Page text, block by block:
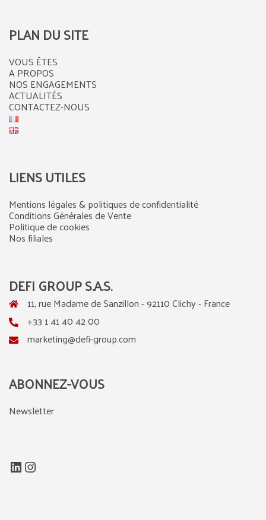
PLAN DU SITE
VOUS ÊTES
A PROPOS
NOS ENGAGEMENTS
ACTUALITÉS
CONTACTEZ-NOUS
LIENS UTILES
Mentions légales & politiques de confidentialité
Conditions Générales de Vente
Politique de cookies
Nos filiales
DEFI GROUP S.A.S.
11, rue Madame de Sanzillon - 92110 Clichy - France
+33 1 41 40 42 00
marketing@defi-group.com
ABONNEZ-VOUS
Newsletter
LinkedIn
Instagram